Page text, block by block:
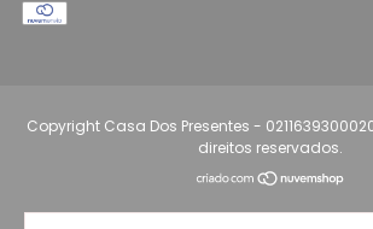
Copyright Casa Dos Presentes -
direitos reservados.